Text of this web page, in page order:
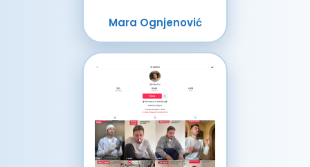
Mara Ognjenović